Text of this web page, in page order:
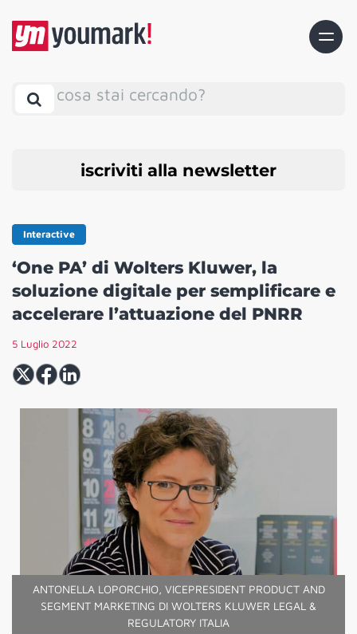
cosa stai cercando?
iscriviti alla newsletter
Interactive
‘One PA’ di Wolters Kluwer, la
soluzione digitale per semplificare e
accelerare l’attuazione del PNRR
5 Luglio 2022
ANTONELLA LOPORCHIO, VICEPRESIDENT PRODUCT AND
SEGMENT MARKETING DI WOLTERS KLUWER LEGAL &
REGULATORY ITALIA